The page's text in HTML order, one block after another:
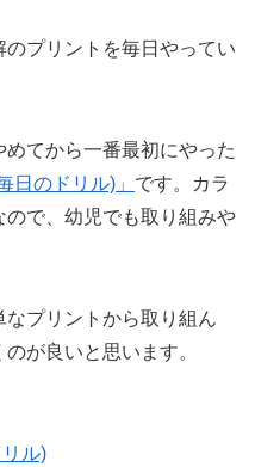
プリントを毎日やってい
てから一番最初にやった
日のドリル)」 です。カラ
で、幼児でも取り組みや
プリントから取り組ん
が良いと思います。
ル)